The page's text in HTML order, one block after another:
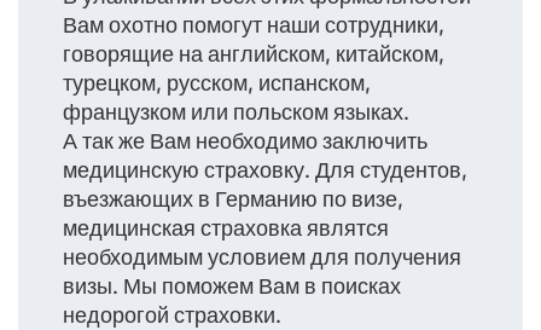
Вам охотно помогут наши сотрудники,
говорящие на английском, китайском,
турецком, русском, испанском,
французком или польском языках.
А так же Вам необходимо заключить
медицинскую страховку. Для студентов,
въезжающих в Германию по визе,
медицинская страховка являтся
необходимым условием для получения
визы. Мы поможем Вам в поисках
недорогой страховки.